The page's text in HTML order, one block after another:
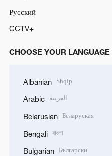
Русский
CCTV+
CHOOSE YOUR LANGUAGE
Albanian Shqip
Arabic العربية
Belarusian Беларуская
Bengali বাংলা
Bulgarian Български